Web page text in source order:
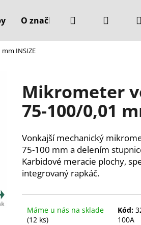
O značke Kontakty
Hľadať
INSIZE
Mikrometer
75-100/0,01
Vonkajší mechanický
75-100 mm a delením
Karbidové meracie plochy,
integrovaný rapkáč.
Máme u nás na sklade
(12 ks)
Kód:
100A